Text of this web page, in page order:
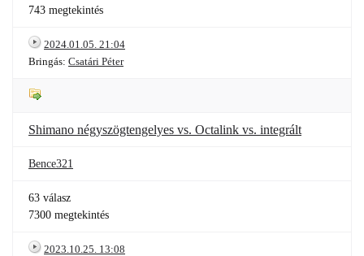
743 megtekintés
2024.01.05. 21:04
Bringás: Csatári Péter
Shimano négyszögtengelyes vs. Octalink vs. integrált
Bence321
63 válasz
7300 megtekintés
2023.10.25. 13:08